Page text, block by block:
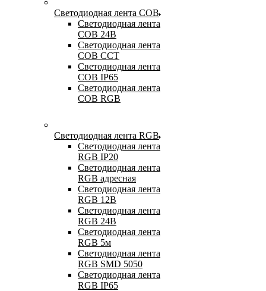
Светодиодная лента COB
Светодиодная лента
COB 24В
Светодиодная лента
COB CCT
Светодиодная лента
COB IP65
Светодиодная лента
COB RGB
Светодиодная лента RGB
Светодиодная лента
RGB IP20
Светодиодная лента
RGB адресная
Светодиодная лента
RGB 12В
Светодиодная лента
RGB 24В
Светодиодная лента
RGB 5м
Светодиодная лента
RGB SMD 5050
Светодиодная лента
RGB IP65